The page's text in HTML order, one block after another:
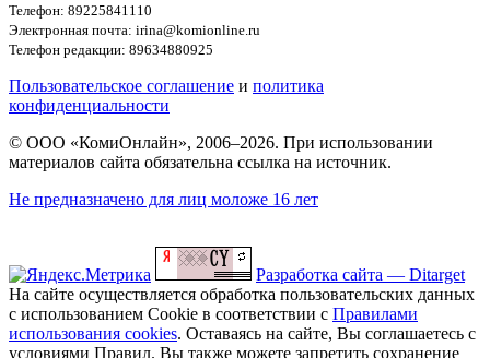
Телефон: 89225841110
Электронная почта: irina@komionline.ru
Телефон редакции: 89634880925
Пользовательское соглашение и политика
конфиденциальности
© ООО «КомиОнлайн», 2006–2026. При использовании
материалов сайта обязательна ссылка на источник.
Не предназначено для лиц моложе 16 лет
Разработка сайта — Ditarget
На сайте осуществляется обработка пользовательских данных
с использованием Cookie в соответствии с Правилами
использования cookies. Оставаясь на сайте, Вы соглашаетесь с
условиями Правил. Вы также можете запретить сохранение